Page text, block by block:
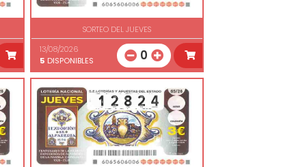
SORTEO DEL JUEVES
13/08/2026
5 DISPONIBLES 0